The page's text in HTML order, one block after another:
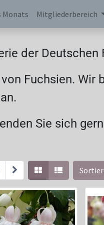
Monats Mitgliederbereich
der Deutschen
Fuchsien. Wir
an.
Sie sich